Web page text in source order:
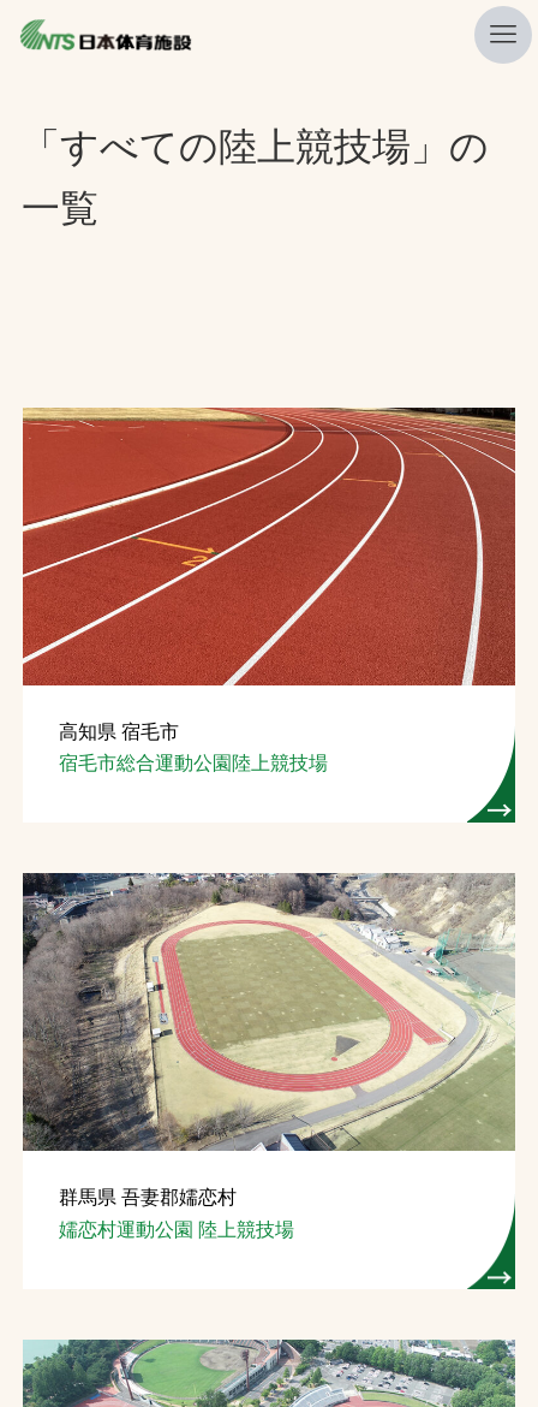
ニュース
プレスリリース
会社概要
検索
お問合せ
お取引先の皆様へ
ソーシャルメディアポリシー
文字の見えづらさや操作にお困りの方へ
「すべての陸上競技場」の
一覧
高知県 宿毛市
宿毛市総合運動公園陸上競技場
群馬県 吾妻郡嬬恋村
嬬恋村運動公園 陸上競技場